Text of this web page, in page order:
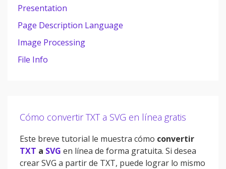
Presentation
Page Description Language
Image Processing
File Info
Cómo convertir TXT a SVG en línea gratis
Este breve tutorial le muestra cómo convertir
TXT a SVG en línea de forma gratuita. Si desea
crear SVG a partir de TXT, puede lograr lo mismo